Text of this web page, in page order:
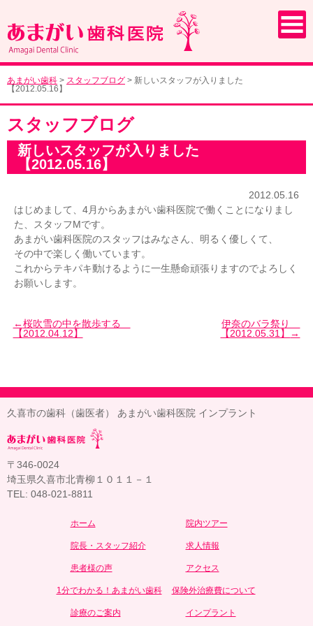
あまがい歯科 > スタッフブログ > 新しいスタッフが入りました
【2012.05.16】
スタッフブログ
新しいスタッフが入りました
【2012.05.16】
2012.05.16
はじめまして、4月からあまがい歯科医院で働くことになりまし
た、スタッフMです。
あまがい歯科医院のスタッフはみなさん、明るく優しくて、
その中で楽しく働いています。
これからテキパキ動けるように一生懸命頑張りますのでよろしく
お願いします。
桜吹雪の中を散歩する
【2012.04.12】
伊奈のバラ祭り
【2012.05.31】
久喜市の歯科（歯医者） あまがい歯科医院 インプラント
〒346-0024
埼玉県久喜市北青柳１０１１－１
TEL: 048-021-8811
ホーム 院内ツアー
院長・スタッフ紹介 求人情報
患者様の声 アクセス
1分でわかる！あまがい歯科 保険外治療費について
診療のご案内 インプラント